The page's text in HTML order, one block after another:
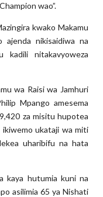
wao”.
kwako Makamu
ajenda nikisaidiwa na
kadili nitakavyoweza
wa Raisi wa Jamhuri
Mpango amesema
za misitu hupotea
ikiwemo ukataji wa miti
uharibifu na hata
kaya hutumia kuni na
asilimia 65 ya Nishati